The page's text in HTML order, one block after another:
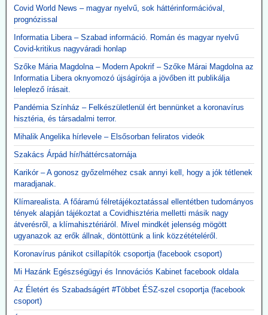
kötött szerződéseket, a vizsgálatot pedig a Külügyminisztérium
folytatja majd le, azonnali hatállyal.
A használhatatlan lélegeztetőgépek tárolása is horribilis összegbe
került: több mint 2,3 milliárd forint volt eddig a raktárköltség.
Közzétevő: Teljesen mellékes, hogy volt-e (van-e) elég ember ennyi
gép üzemeltetésére. A gépek használata kontraproduktív, nem
gyógyítja az influenzás beteget, hanem sietteti, elősegíti halálukat.
Erre több bejegyzésben felhívtuk a figyelmet. Beszerzésük egy célt
szolgált: a 120 milliárd lenyúlását. Ennyi volt a különbség a
gyárkapunál érvényes ár, és a magyar adófizető által kifizetett 300
milliárd között.
A gépek vásárlása emellett hozzájárult a pszichoterrorhoz, ami
aztán ahhoz vezetett, hogy az emberek önként sorba álltak, hogy
fölvehessék a génterápiás oltást.
2026.05.12. JonFletwood.com: A Moderna
megerősítette, hogy új mRNS-bázisú
influenzaoltása hatszor több súlyos mellékhatást
okoz
A New England Journal of Medicine által nemrég közzétett, 3. szintű
tanulmány megerősítette, hogy a Moderna kísérleti mRNS-alapú
szezonális influenzaoltóanyaga, az mRNA-1010, a szokásos
influenzaoltásokhoz képest körülbelül hatszor gyakrabban okozott
súlyos, rövid távú mellékhatásokat, miközben a tünetekkel járó,
PCR-rel igazolt influenzaszerű megbetegedések számának abszolút
csökkenése kevesebb mint egy százalékpont volt.
Covid World News – magyar nyelvű, sok háttérinformációval,
prognózissal
Informatia Libera – Szabad információ. Román és magyar nyelvű
Covid-kritikus nagyváradi honlap
Szőke Mária Magdolna – Modern Apokrif – Szőke Márai Magdolna az
Informatia Libera oknyomozó újságírója a jövőben itt publikálja
leleplező írásait.
Pandémia Színház – Felkészületlenül ért bennünket a koronavírus
hisztéria, és társadalmi terror.
Mihalik Angelika hírlevele – Elsősorban feliratos videók
Szakács Árpád hír/háttércsatornája
Karikór – A gonosz győzelméhez csak annyi kell, hogy a jók tétlenek
maradjanak.
Klímarealista. A főáramú félretájékoztatással ellentétben tudományos
tények alapján tájékoztat a Covidhisztéria melletti másik nagy
átverésről, a klímahisztériáról. Mivel mindkét jelenség mögött
ugyanazok az erők állnak, döntöttünk a link közzétételéről.
Koronavírus pánikot csillapítók csoportja (facebook csoport)
Mi Hazánk Egészségügyi és Innovációs Kabinet facebook oldala
Az Életért és Szabadságért #Többet ÉSZ-szel csoportja (facebook
csoport)